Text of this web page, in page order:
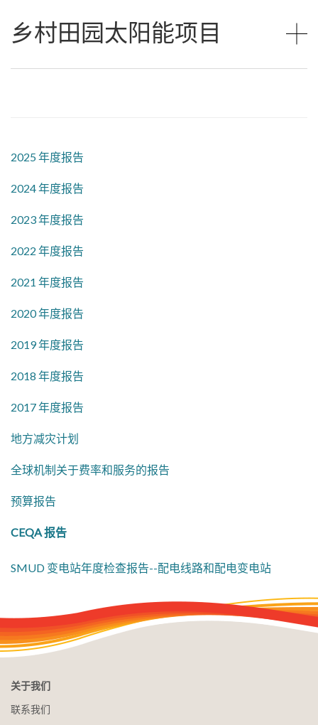
乡村田园太阳能项目
2025 年度报告
2024 年度报告
2023 年度报告
2022 年度报告
2021 年度报告
2020 年度报告
2019 年度报告
2018 年度报告
2017 年度报告
地方减灾计划
全球机制关于费率和服务的报告
预算报告
CEQA 报告
SMUD 变电站年度检查报告--配电线路和配电变电站
关于我们
联系我们